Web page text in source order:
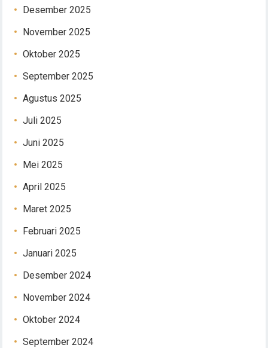
Desember 2025
November 2025
Oktober 2025
September 2025
Agustus 2025
Juli 2025
Juni 2025
Mei 2025
April 2025
Maret 2025
Februari 2025
Januari 2025
Desember 2024
November 2024
Oktober 2024
September 2024